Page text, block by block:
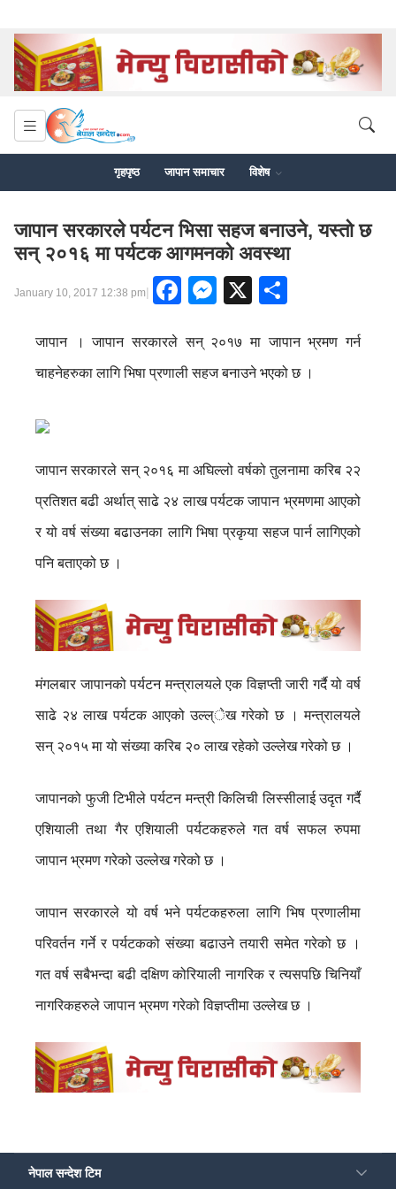
गृहपृष्ठ जापान समाचार विशेष
जापान सरकारले पर्यटन भिसा सहज बनाउने, यस्तो छ
सन् २०१६ मा पर्यटक आगमनको अवस्था
January 10, 2017 12:38 pm| Facebook
Messenger
X
जापान । जापान सरकारले सन् २०१७ मा जापान भ्रमण गर्न
चाहनेहरुका लागि भिषा प्रणाली सहज बनाउने भएको छ ।
जापान सरकारले सन् २०१६ मा अघिल्लो वर्षको तुलनामा करिब २२
प्रतिशत बढी अर्थात् साढे २४ लाख पर्यटक जापान भ्रमणमा आएको
र यो वर्ष संख्या बढाउनका लागि भिषा प्रकृया सहज पार्न लागिएको
पनि बताएको छ ।
मंगलबार जापानको पर्यटन मन्त्रालयले एक विज्ञप्ती जारी गर्दै यो वर्ष
साढे २४ लाख पर्यटक आएको उल्ल्ेख गरेको छ । मन्त्रालयले
सन् २०१५ मा यो संख्या करिब २० लाख रहेको उल्लेख गरेको छ ।
जापानको फुजी टिभीले पर्यटन मन्त्री किलिची लिस्सीलाई उदृत गर्दै
एशियाली तथा गैर एशियाली पर्यटकहरुले गत वर्ष सफल रुपमा
जापान भ्रमण गरेको उल्लेख गरेको छ ।
जापान सरकारले यो वर्ष भने पर्यटकहरुला लागि भिष प्रणालीमा
परिवर्तन गर्ने र पर्यटकको संख्या बढाउने तयारी समेत गरेको छ ।
गत वर्ष सबैभन्दा बढी दक्षिण कोरियाली नागरिक र त्यसपछि चिनियाँ
नागरिकहरुले जापान भ्रमण गरेको विज्ञप्तीमा उल्लेख छ ।
नेपाल सन्देश टिम